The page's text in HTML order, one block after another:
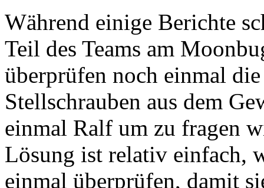
Während einige Berichte
Teil des Teams am
überprüfen noch einmal
Stellschrauben aus dem
einmal Ralf um zu fragen
Lösung ist relativ einfach,
einmal überprüfen, damit